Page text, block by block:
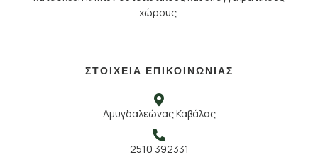
χώρους.
ΣΤΟΙΧΕΙΑ ΕΠΙΚΟΙΝΩΝΙΑΣ
Αμυγδαλεώνας Καβάλας
2510 392331